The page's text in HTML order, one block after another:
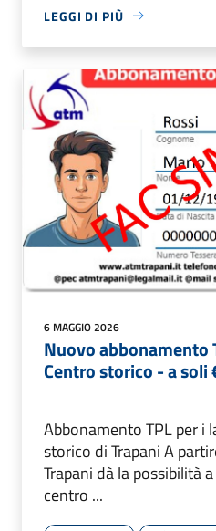
LEGGI DI PIÙ
6 MAGGIO 2026
Nuovo abbonamento
Centro storico - a
Abbonamento TPL per i
storico di Trapani A
Trapani dà la possibilità
centro ...